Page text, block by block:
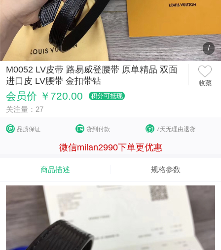
/
M0052 LV皮带 路易威登腰带 原单精品 双面
进口皮 LV腰带 金扣带钻
收藏
会员价 ￥720.00 积分可抵现
关注量：27
品质保证 货到付款 7天无理由退货
微信milan2990下单更优惠
商品描述 规格参数